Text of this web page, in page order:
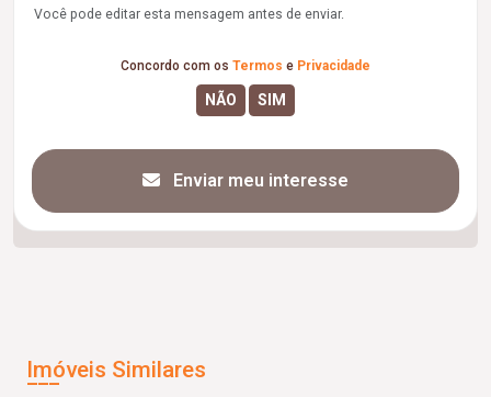
Você pode editar esta mensagem antes de enviar.
Concordo com os Termos e Privacidade
Enviar meu interesse
Imóveis Similares